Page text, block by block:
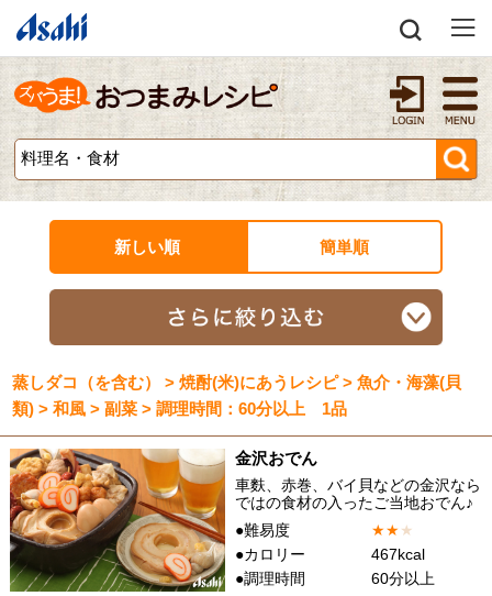
新しい順 簡単順
蒸しダコ（を含む） > 焼酎(米)にあうレシピ > 魚介・海藻(貝
類) > 和風 > 副菜 > 調理時間：60分以上 1品
金沢おでん
車麩、赤巻、バイ貝などの金沢なら
ではの食材の入ったご当地おでん♪
●難易度
★★★
●カロリー
467kcal
●調理時間
60分以上